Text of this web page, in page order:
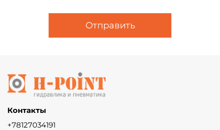
Отправить
Контакты
+78127034191